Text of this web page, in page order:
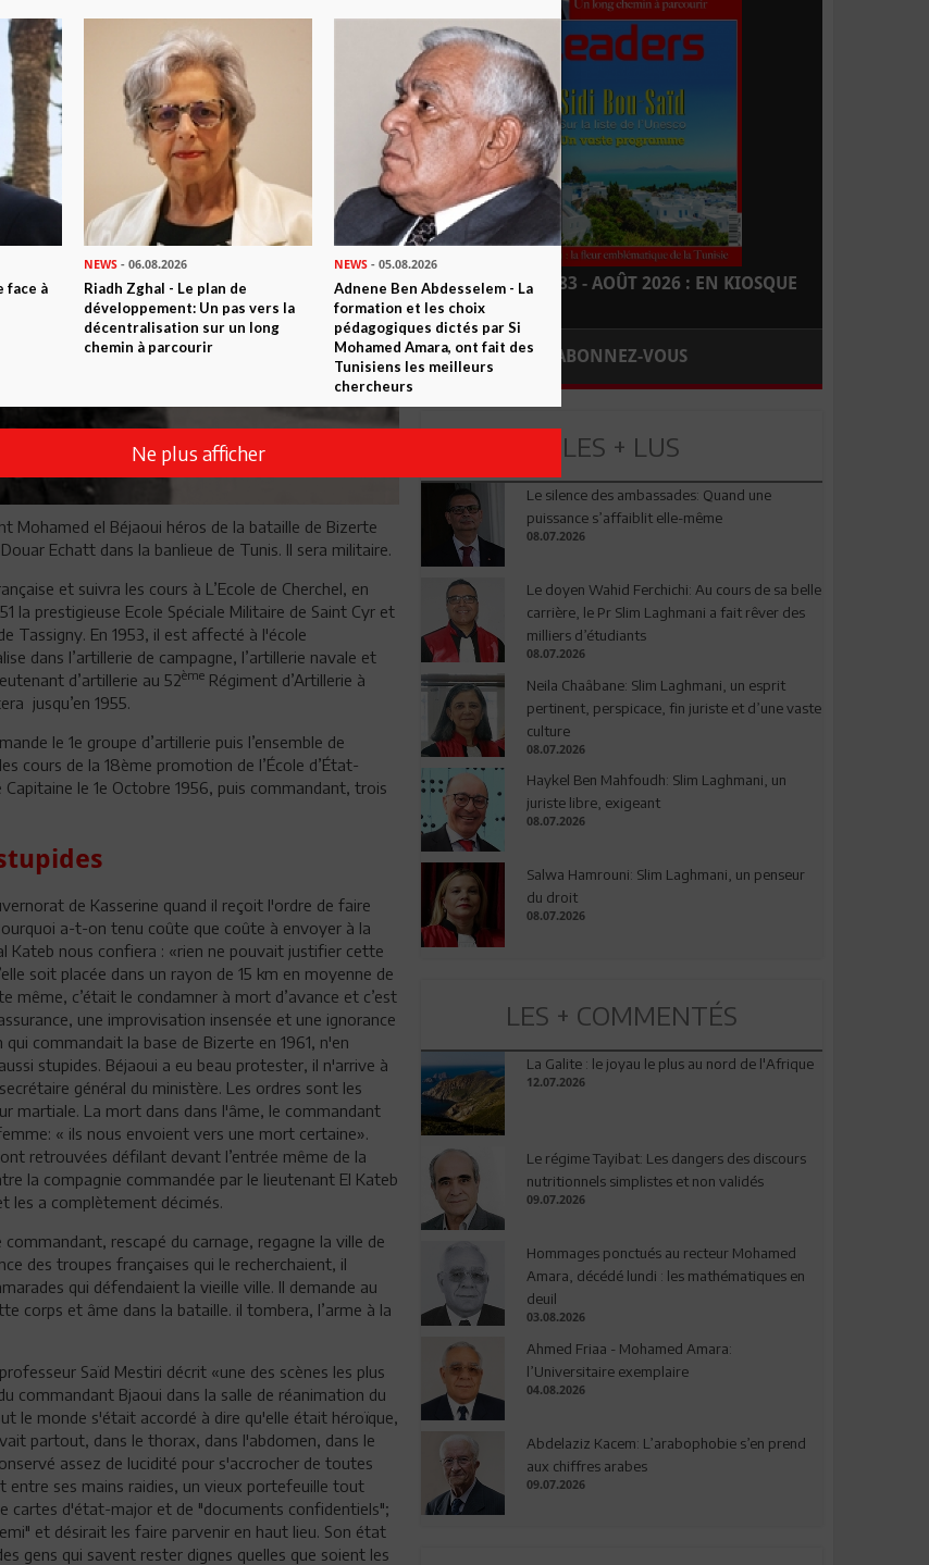
Mohamed el Béjaoui héros de la bataille de Bizerte
Echatt dans la banlieue de Tunis. Il sera militaire.
et suivra les cours à L’Ecole de Cherchel, en
la prestigieuse Ecole Spéciale Militaire de Saint Cyr et
Tassigny. En 1953, il est affecté à l'école
dans l’artillerie de campagne, l’artillerie navale et
d’artillerie au 52ème Régiment d’Artillerie à
jusqu’en 1955.
le 1e groupe d’artillerie puis l’ensemble de
cours de la 18ème promotion de l’École d’État-
le 1e Octobre 1956, puis commandant, trois
de Kasserine quand il reçoit l'ordre de faire
a-t-on tenu coûte que coûte à envoyer à la
Kateb nous confiera : «rien ne pouvait justifier cette
soit placée dans un rayon de 15 km en moyenne de
même, c’était le condamner à mort d’avance et c’est
une improvisation insensée et une ignorance
commandait la base de Bizerte en 1961, n'en
stupides. Béjaoui a eu beau protester, il n'arrive à
général du ministère. Les ordres sont les
martiale. La mort dans dans l'âme, le commandant
« ils nous envoient vers une mort certaine».
retrouvées défilant devant l’entrée même de la
la compagnie commandée par le lieutenant El Kateb
les a complètement décimés.
rescapé du carnage, regagne la ville de
des troupes françaises qui le recherchaient, il
qui défendaient la vieille ville. Il demande au
corps et âme dans la bataille. il tombera, l’arme à la
Saïd Mestiri décrit «une des scènes les plus
commandant Bjaoui dans la salle de réanimation du
le monde s'était accordé à dire qu'elle était héroïque,
partout, dans le thorax, dans l'abdomen, dans le
assez de lucidité pour s'accrocher de toutes
ses mains raidies, un vieux portefeuille tout
cartes d'état-major et de "documents confidentiels";
et désirait les faire parvenir en haut lieu. Son état
gens qui savent rester dignes quelles que soient les
LEADERS N° 183 - AOÛT 2026 : EN KIOSQUE
ABONNEZ-VOUS
LES + LUS
Le silence des ambassades: Quand une
puissance s’affaiblit elle-même
08.07.2026
Le doyen Wahid Ferchichi: Au cours de sa belle
carrière, le Pr Slim Laghmani a fait rêver des
milliers d’étudiants
08.07.2026
Neila Chaâbane: Slim Laghmani, un esprit
pertinent, perspicace, fin juriste et d’une vaste
culture
08.07.2026
Haykel Ben Mahfoudh: Slim Laghmani, un
juriste libre, exigeant
08.07.2026
Salwa Hamrouni: Slim Laghmani, un penseur
du droit
08.07.2026
LES + COMMENTÉS
La Galite : le joyau le plus au nord de l'Afrique
12.07.2026
Le régime Tayibat: Les dangers des discours
nutritionnels simplistes et non validés
09.07.2026
Hommages ponctués au recteur Mohamed
Amara, décédé lundi : les mathématiques en
deuil
03.08.2026
Ahmed Friaa - Mohamed Amara:
l’Universitaire exemplaire
04.08.2026
Abdelaziz Kacem: L’arabophobie s’en prend
aux chiffres arabes
09.07.2026
face à
NEWS - 06.08.2026
Riadh Zghal - Le plan de
développement: Un pas vers la
décentralisation sur un long
chemin à parcourir
NEWS- 05.08.2026
Adnene Ben Abdesselem - La
formation et les choix
pédagogiques dictés par Si
Mohamed Amara, ont fait des
Tunisiens les meilleurs
chercheurs
Ne plus afficher